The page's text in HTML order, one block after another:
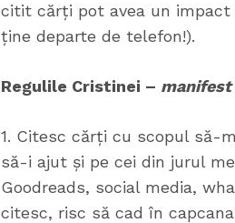
citit cărți pot avea un impact
ține departe de telefon!).
Regulile Cristinei –
1. Citesc cărți cu scopul să-
să-i ajut și pe cei din jurul
Goodreads, social media,
citesc, risc să cad în